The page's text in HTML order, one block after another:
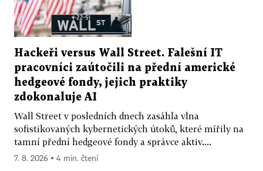
Hackeři versus Wall Street. Falešní IT
pracovníci zaútočili na přední americké
hedgeové fondy, jejich praktiky
zdokonaluje AI
Wall Street v posledních dnech zasáhla vlna
sofistikovaných kybernetických útoků, které mířily na
tamní přední hedgeové fondy a správce aktiv....
7. 8. 2026 ▪ 4 min. čtení